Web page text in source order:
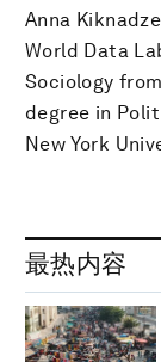
Anna
World Data
Sociology
degree in
New York
最热内容